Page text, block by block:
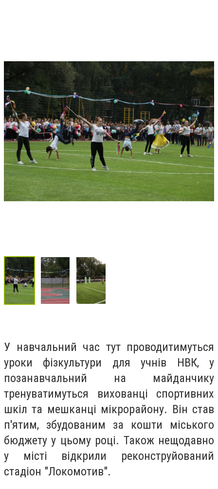
У навчальний час тут проводитимуться
уроки фізкультури для учнів НВК, у
позанавчальний на майданчику
тренуватимуться вихованці спортивних
шкіл та мешканці мікрорайону. Він став
п'ятим, збудованим за кошти міського
бюджету у цьому році. Також нещодавно
у місті відкрили реконструйований
стадіон "Локомотив".